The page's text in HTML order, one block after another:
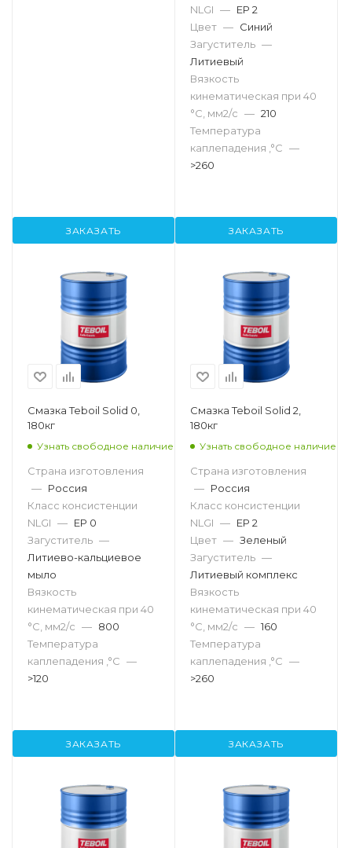
ЗАКАЗАТЬ
NLGI — EP 2
Цвет — Синий
Загуститель —
Литиевый
Вязкость
кинематическая при 40
°С, мм2/с — 210
Температура
каплепадения ,°C —
>260
ЗАКАЗАТЬ
Смазка Teboil Solid 0,
180кг
Узнать свободное наличие
Страна изготовления
— Россия
Класс консистенции
NLGI — EP 0
Загуститель —
Литиево-кальциевое
мыло
Вязкость
кинематическая при 40
°С, мм2/с — 800
Температура
каплепадения ,°C —
>120
ЗАКАЗАТЬ
Смазка Teboil Solid 2,
180кг
Узнать свободное наличие
Страна изготовления
— Россия
Класс консистенции
NLGI — EP 2
Цвет — Зеленый
Загуститель —
Литиевый комплекс
Вязкость
кинематическая при 40
°С, мм2/с — 160
Температура
каплепадения ,°C —
>260
ЗАКАЗАТЬ